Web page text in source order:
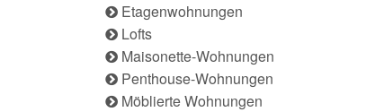
Etagenwohnungen
Lofts
Maisonette-Wohnungen
Penthouse-Wohnungen
Möblierte Wohnungen